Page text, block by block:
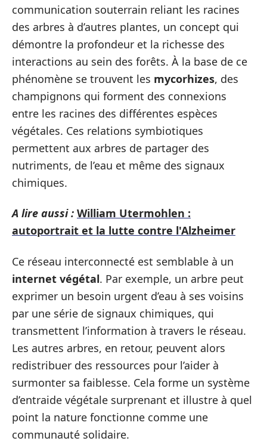
communication souterrain reliant les racines
des arbres à d’autres plantes, un concept qui
démontre la profondeur et la richesse des
interactions au sein des forêts. À la base de ce
phénomène se trouvent les mycorhizes, des
champignons qui forment des connexions
entre les racines des différentes espèces
végétales. Ces relations symbiotiques
permettent aux arbres de partager des
nutriments, de l’eau et même des signaux
chimiques.
A lire aussi : William Utermohlen :
autoportrait et la lutte contre l'Alzheimer
Ce réseau interconnecté est semblable à un
internet végétal. Par exemple, un arbre peut
exprimer un besoin urgent d’eau à ses voisins
par une série de signaux chimiques, qui
transmettent l’information à travers le réseau.
Les autres arbres, en retour, peuvent alors
redistribuer des ressources pour l’aider à
surmonter sa faiblesse. Cela forme un système
d’entraide végétale surprenant et illustre à quel
point la nature fonctionne comme une
communauté solidaire.